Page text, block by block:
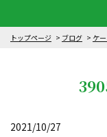
トップページ ブログ ケ
2021/10/27